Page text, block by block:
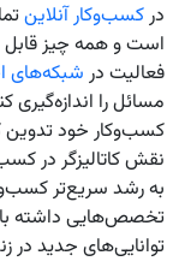
درکسب‌وکار آنلاین
است و همه چیز قابل
فعالیت در شبکه‌های
مسائل را اندازه‌گیری
کسب‌وکار خود تدوین
نقش کاتالیزگر در
به رشد سریع‌تر
تخصص‌هایی داشته
توانایی‌های جدید در